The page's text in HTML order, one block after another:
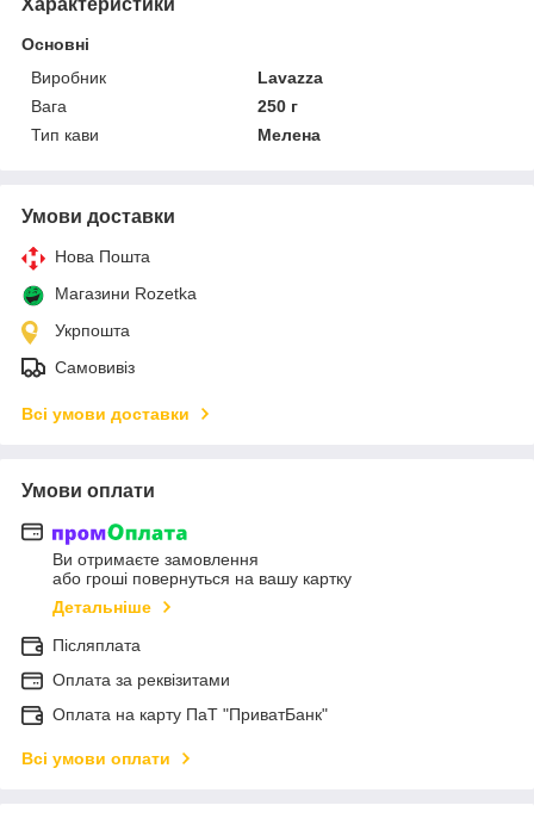
Основні
Виробник
Lavazza
Вага
250 г
Тип кави
Мелена
Умови доставки
Нова Пошта
Магазини Rozetka
Укрпошта
Самовивіз
Всі умови доставки
Умови оплати
Ви отримаєте замовлення
або гроші повернуться на вашу картку
Детальніше
Післяплата
Оплата за реквізитами
Оплата на карту ПаТ "ПриватБанк"
Всі умови оплати